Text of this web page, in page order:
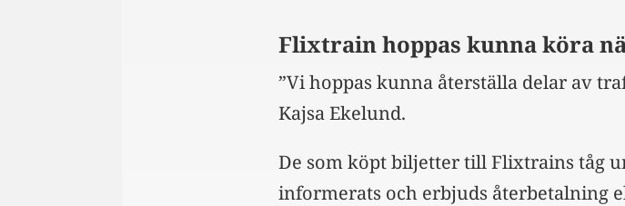
Flixtrain hoppas kunna köra
”Vi hoppas kunna återställa delar av
Kajsa Ekelund.
De som köpt biljetter till Flixtrains tåg
informerats och erbjuds återbetalning